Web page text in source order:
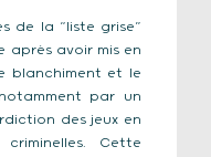
de la “liste grise”
après avoir mis en
blanchiment et le
par un
des jeux en
Cette